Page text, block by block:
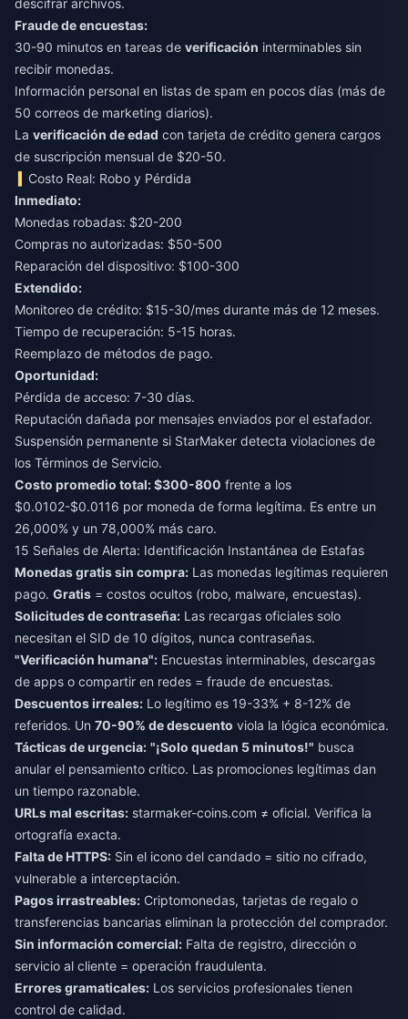
Fraude de encuestas:
30-90 minutos en tareas de verificación interminables sin
recibir monedas.
Información personal en listas de spam en pocos días (más de
50 correos de marketing diarios).
La verificación de edad con tarjeta de crédito genera cargos
de suscripción mensual de $20-50.
Costo Real: Robo y Pérdida
Inmediato:
Monedas robadas: $20-200
Compras no autorizadas: $50-500
Reparación del dispositivo: $100-300
Extendido:
Monitoreo de crédito: $15-30/mes durante más de 12 meses.
Tiempo de recuperación: 5-15 horas.
Reemplazo de métodos de pago.
Oportunidad:
Pérdida de acceso: 7-30 días.
Reputación dañada por mensajes enviados por el estafador.
Suspensión permanente si StarMaker detecta violaciones de
los Términos de Servicio.
Costo promedio total: $300-800 frente a los
$0.0102-$0.0116 por moneda de forma legítima. Es entre un
26,000% y un 78,000% más caro.
15 Señales de Alerta: Identificación Instantánea de Estafas
Monedas gratis sin compra: Las monedas legítimas requieren
pago. Gratis = costos ocultos (robo, malware, encuestas).
Solicitudes de contraseña: Las recargas oficiales solo
necesitan el SID de 10 dígitos, nunca contraseñas.
"Verificación humana": Encuestas interminables, descargas
de apps o compartir en redes = fraude de encuestas.
Descuentos irreales: Lo legítimo es 19-33% + 8-12% de
referidos. Un 70-90% de descuento viola la lógica económica.
Tácticas de urgencia: "¡Solo quedan 5 minutos!" busca
anular el pensamiento crítico. Las promociones legítimas dan
un tiempo razonable.
URLs mal escritas: starmaker-coins.com ≠ oficial. Verifica la
ortografía exacta.
Falta de HTTPS: Sin el icono del candado = sitio no cifrado,
vulnerable a interceptación.
Pagos irrastreables: Criptomonedas, tarjetas de regalo o
transferencias bancarias eliminan la protección del comprador.
Sin información comercial: Falta de registro, dirección o
servicio al cliente = operación fraudulenta.
Errores gramaticales: Los servicios profesionales tienen
control de calidad.